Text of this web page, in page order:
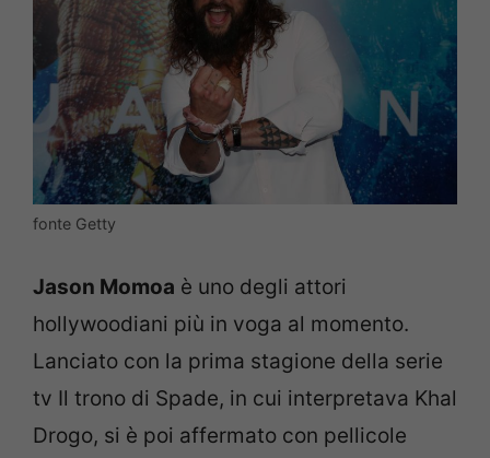
fonte Getty
Jason Momoa è uno degli attori
hollywoodiani più in voga al momento.
Lanciato con la prima stagione della serie
tv Il trono di Spade, in cui interpretava Khal
Drogo, si è poi affermato con pellicole